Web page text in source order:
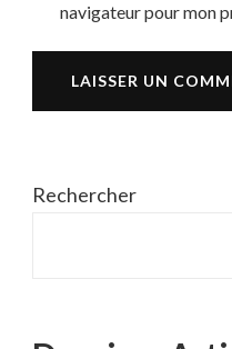
navigateur pour mon
Rechercher